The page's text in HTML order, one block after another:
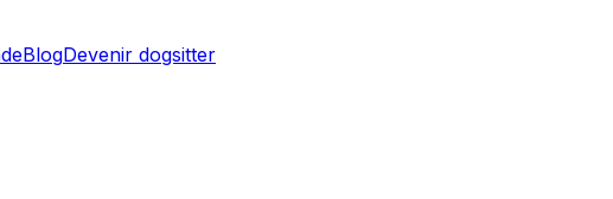
BlogDevenir dogsitter